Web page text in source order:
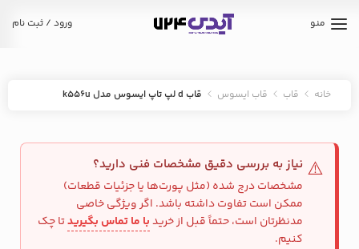
منو ورود / ثبت نام
خانه قاب قاب ایسوس قاب d لپ تاپ ایسوس مدل k556u
⚠️ نیاز به بررسی دقیق مشخصات فنی دارید؟
مشخصات درج شده (مثل پورت‌ها یا جزئیات قطعات)
ممکن است تفاوت داشته باشد. اگر ویژگی خاصی
مدنظرتان است، حتماً قبل از خریدبا ما تماس بگیریدتا چک
کنیم.